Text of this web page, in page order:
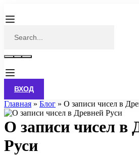
ВХОД
Главная » Блог » О записи чисел в
О записи чисел в
Руси